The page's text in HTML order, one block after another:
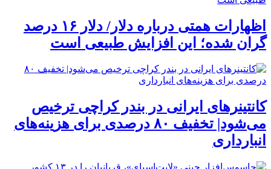
اظهارات همتی درباره دلار/ دلار ۱۶ درصد
گران شده؛ این افزایش طبیعی است
کانتینرهای ایرانی در بندر کراچی ترخیص
می‌شود| تخفیف ۸۰ درصدی برای هزینه‌های
انبارداری